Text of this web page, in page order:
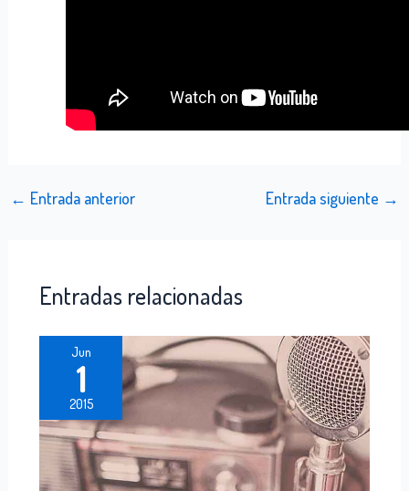
← Entrada anterior Entrada siguiente →
Entradas relacionadas
Jun
1
2015